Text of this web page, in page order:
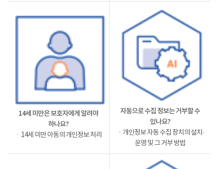
14세 미만은 보호자에게 알려야
하나요?
ㆍ14세 미만 아동의 개인정보 처리
자동으로 수집 정보는 거부할 수
있나요?
ㆍ개인정보 자동 수집 장치의 설치·
운영 및 그 거부 방법